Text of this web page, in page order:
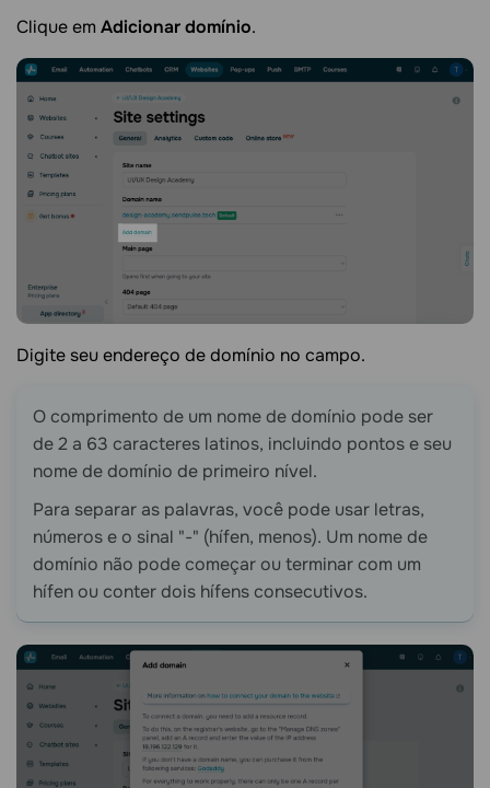
Clique em Adicionar domínio.
Digite seu endereço de domínio no campo.
O comprimento de um nome de domínio pode ser
de 2 a 63 caracteres latinos, incluindo pontos e seu
nome de domínio de primeiro nível.
Para separar as palavras, você pode usar letras,
números e o sinal "-" (hífen, menos). Um nome de
domínio não pode começar ou terminar com um
hífen ou conter dois hífens consecutivos.